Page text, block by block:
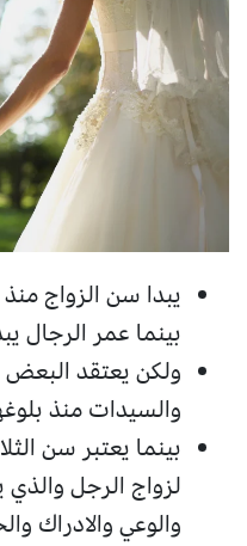
يبدا سن الزواج
بينما عمر الرجال يبدا
ولكن يعتقد البعض
والسيدات منذ
بينما يعتبر سن
لزواج الرجل والذي
والوعي والادراك